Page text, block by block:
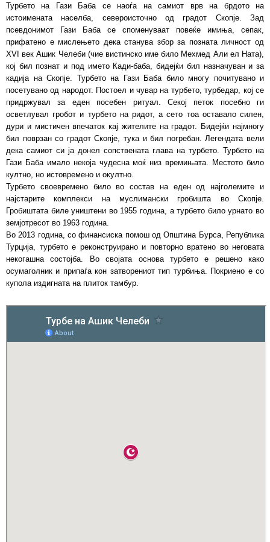
Турбето на Гази Баба се наоѓа на самиот врв на брдото на
истоимената населба, североисточно од градот Скопје. Зад
псевдонимот Гази Баба се споменуваат повеќе имиња, сепак,
прифатено е мислењето дека станува збор за позната личност од
XVI век Ашик Челеби (чие вистинско име било Мехмед Али ел Ната),
кој бил познат и под името Кади-баба, бидејќи бил назначуван и за
кадија на Скопје. Турбето на Гази Баба било многу почитувано и
посетувано од народот. Постоел и чувар на турбето, турбедар, кој се
придржувал за еден посебен ритуал. Секој петок посебно ги
осветлувал гробот и турбето на ридот, а сето тоа оставало силен,
дури и мистичен впечаток кај жителите на градот. Бидејќи најмногу
бил поврзан со градот Скопје, тука и бил погребан. Легендата вели
дека самиот си ја донел сопствената глава на турбето. Турбето на
Гази Баба имало некоја чудесна моќ низ времињата. Местото било
култно, но истовремено и окултно.
Турбето своевремено било во состав на еден од најголемите и
најстарите комплекси на муслимански гробишта во Скопје.
Гробиштата биле уништени во 1955 година, а турбето било урнато во
земјотресот во 1963 година.
Во 2013 година, со финансиска помош од Општина Бурса, Република
Турција, турбето е реконструирано и повторно вратено во неговата
некогашна состојба. Во својата основа турбето е решено како
осумаголник и припаѓа кон затворениот тип турбиња. Покриено е со
купола издигната на плиток тамбур.